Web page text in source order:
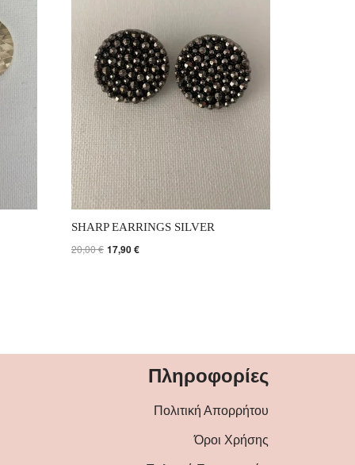
SHARP EARRINGS SILVER
20,00€ 17,90€
Πληροφορίες
Πολιτική Απορρήτου
Όροι Χρήσης